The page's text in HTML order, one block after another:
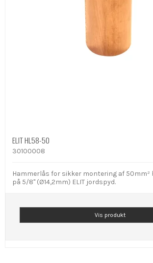
ELIT HL58-50
30100008
Hammerlås for sikker montering af 50mm²
på 5/8" (Ø14,2mm) ELIT jordspyd.
Vis produkt